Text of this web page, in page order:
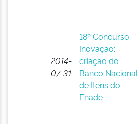
2014-
07-31
18º Concurso
Inovação:
criação do
Banco Nacional
de Itens do
Enade